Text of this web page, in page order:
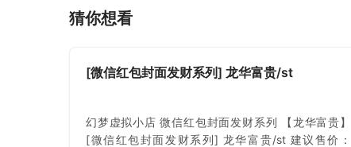
猜你想看
[微信红包封面发财系列] 龙华富贵/st
幻梦虚拟小店 微信红包封面发财系列 【龙华富贵】
[微信红包封面发财系列] 龙华富贵/st 建议售价：